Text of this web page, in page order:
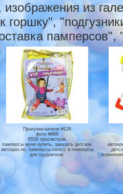
изображения из
горшку",
памперсов",
Прыгунки-качели #126
фото #966
8539 просмотров
памперсы муни купить, заказать детское
автокресло, памперсы хагисс и памперсы
для грудничков.